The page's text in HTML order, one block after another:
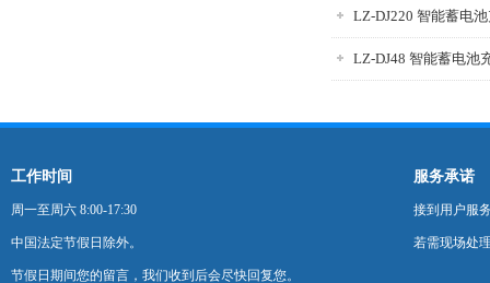
LZ-DJ220 智能蓄电
LZ-DJ48 智能蓄电池
工作时间
周一至周六 8:00-17:30
中国法定节假日除外。
节假日期间您的留言，我们收到后会尽快回复您。
服务承诺
接到用户服
若需现场处